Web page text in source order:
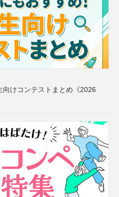
向けコンテストまとめ《2026